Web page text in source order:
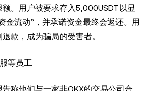
。用户被要求存入5,000USDT以显
金流动”，并承诺资金最终会返还。用
款，成为骗局的受害者。
等员工